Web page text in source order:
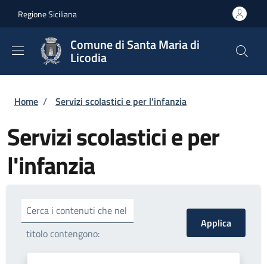
Regione Siciliana
Comune di Santa Maria di
Licodia
Briciole di pane
Home / Servizi scolastici e per l'infanzia
Servizi scolastici e per
l'infanzia
Cerca i contenuti che nel
titolo contengono: